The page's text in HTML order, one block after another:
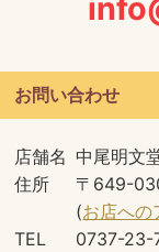
お問い合わせ
店舗名 中尾明文
住所
〒649-
(お店への
TEL
0737-23-